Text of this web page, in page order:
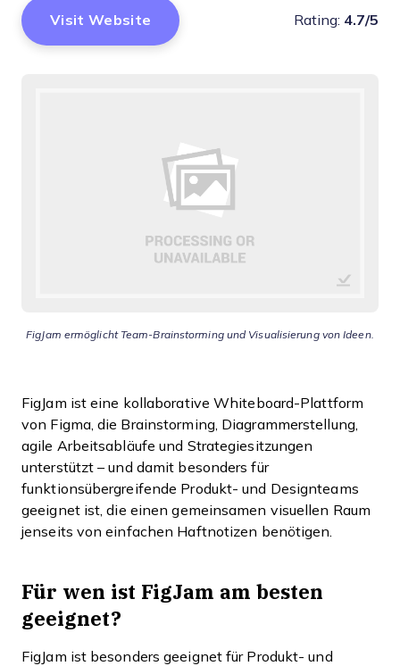
Visit Website Rating: 4.7/5
FigJam ermöglicht Team-Brainstorming und Visualisierung von Ideen.
FigJam ist eine kollaborative Whiteboard-Plattform
von Figma, die Brainstorming, Diagrammerstellung,
agile Arbeitsabläufe und Strategiesitzungen
unterstützt – und damit besonders für
funktionsübergreifende Produkt- und Designteams
geeignet ist, die einen gemeinsamen visuellen Raum
jenseits von einfachen Haftnotizen benötigen.
Für wen ist FigJam am besten
geeignet?
FigJam ist besonders geeignet für Produkt- und